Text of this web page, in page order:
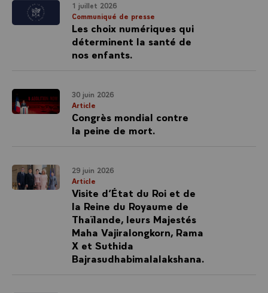
1 juillet 2026
Communiqué de presse
Les choix numériques qui
déterminent la santé de
nos enfants.
30 juin 2026
Article
Congrès mondial contre
la peine de mort.
29 juin 2026
Article
Visite d’État du Roi et de
la Reine du Royaume de
Thaïlande, leurs Majestés
Maha Vajiralongkorn, Rama
X et Suthida
Bajrasudhabimalalakshana.